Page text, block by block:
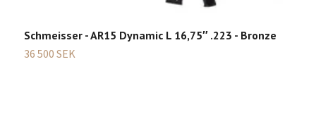
Schmeisser - AR15 Dynamic L 16,75″ .223 - Bronze
36 500 SEK